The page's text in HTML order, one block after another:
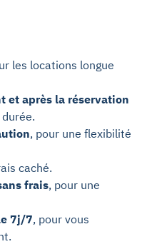
les locations longue
et après la réservation
, pour une flexibilité
caché.
frais, pour une
7j/7, pour vous